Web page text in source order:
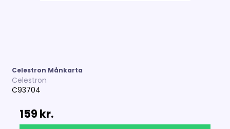
Celestron Månkarta
Celestron
C93704
159 kr.